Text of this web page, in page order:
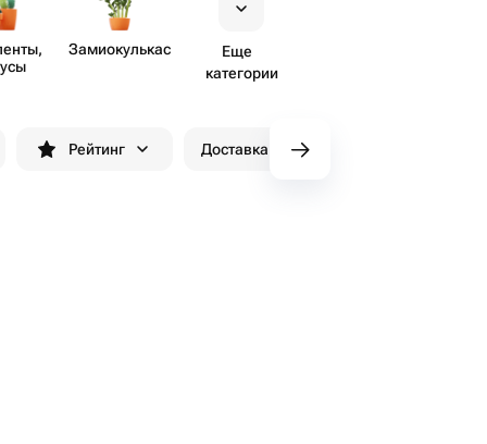
Замиок​улькас
Еще
категории
Рейтинг Доставка до 90 минут